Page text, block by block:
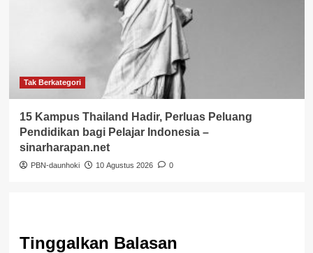
Tak Berkategori
15 Kampus Thailand Hadir, Perluas Peluang
Pendidikan bagi Pelajar Indonesia –
sinarharapan.net
PBN-daunhoki 10 Agustus 2026 0
Tinggalkan Balasan